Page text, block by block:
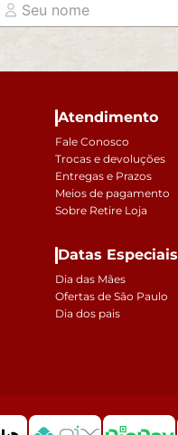
Atendimento
Fale Conosco
Trocas e devoluções
Entregas e Prazos
Meios de pagamento
Sobre Retire Loja
Datas Especiais
Dia das Mães
Ofertas de São Paulo
Dia dos pais